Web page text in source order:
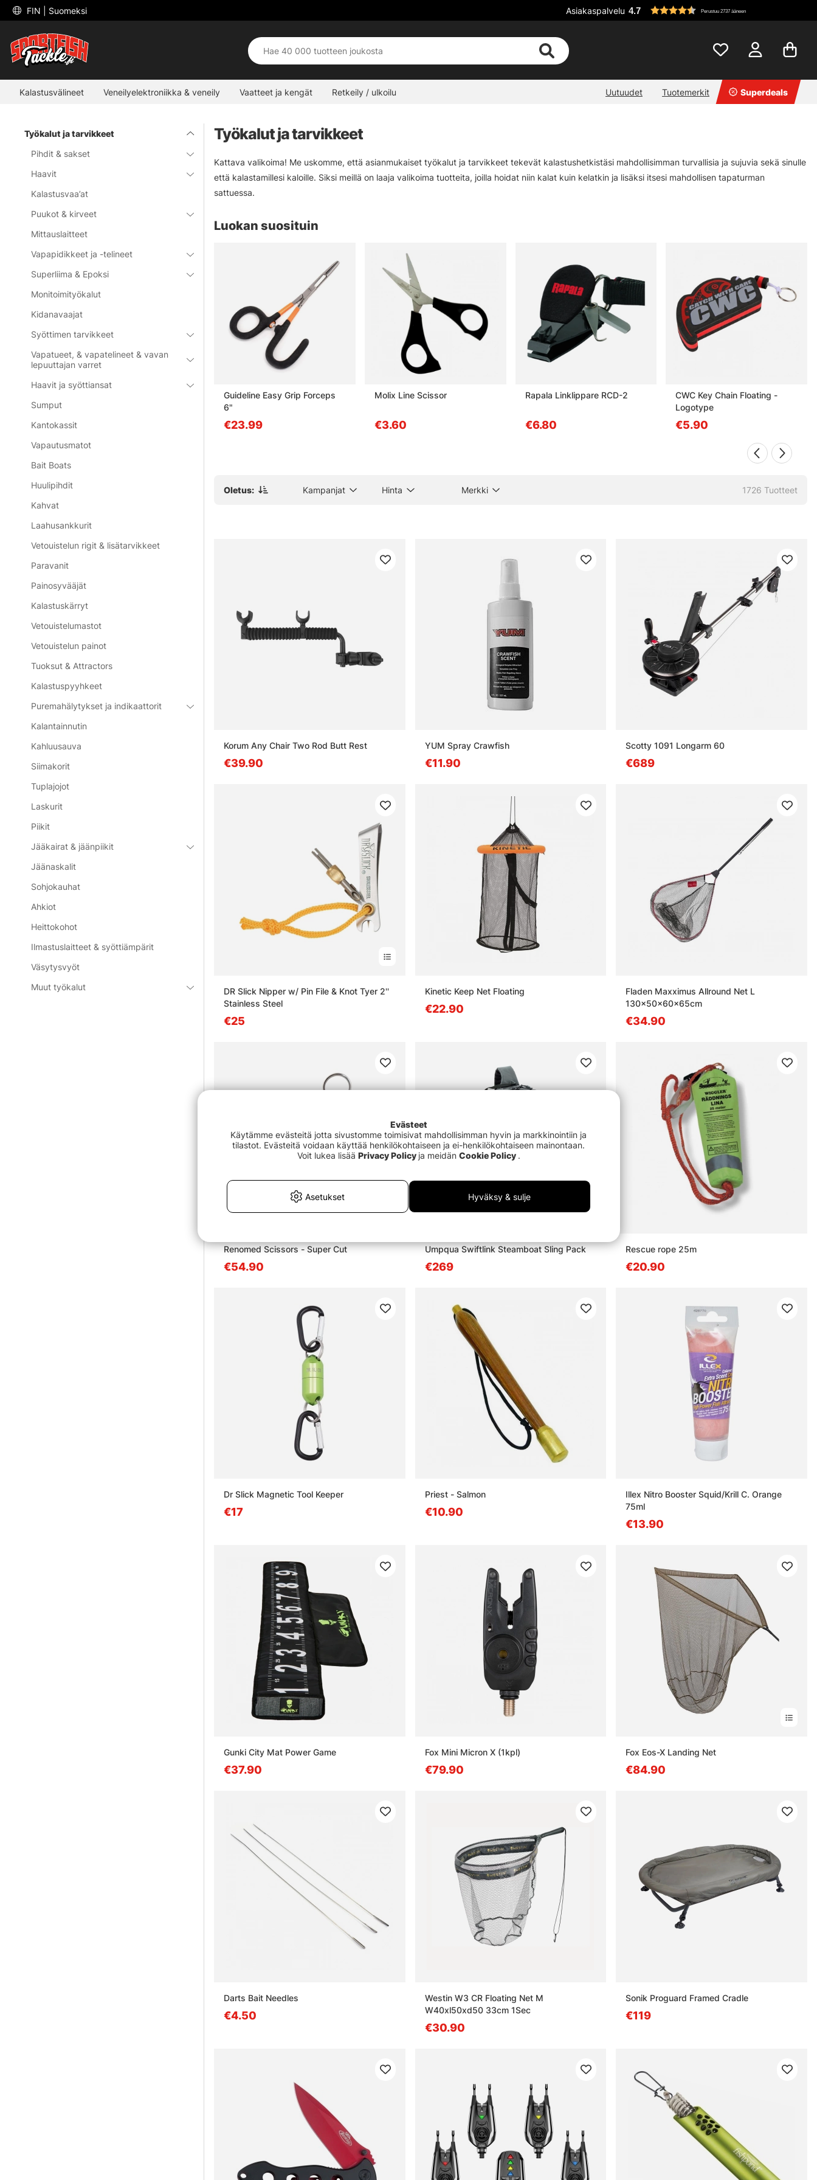
FIN | Suomeksi Asiakaspalvelu 4.7 Perustuu 2737 ääneen
Kalastusvälineet Veneilyelektroniikka & veneily Vaatteet ja kengät Retkeily / ulkoilu Uutuudet Tuotemerkit Superdeals
Työkalut ja tarvikkeet
Pihdit & sakset
Haavit
Kalastusvaa’at
Puukot & kirveet
Mittauslaitteet
Vapapidikkeet ja -telineet
Superliima & Epoksi
Monitoimityökalut
Kidanavaajat
Syöttimen tarvikkeet
Vapatueet, & vapatelineet & vavan
lepuuttajan varret
Haavit ja syöttiansat
Sumput
Kantokassit
Vapautusmatot
Bait Boats
Huulipihdit
Kahvat
Laahusankkurit
Vetouistelun rigit & lisätarvikkeet
Paravanit
Painosyvääjät
Kalastuskärryt
Vetouistelumastot
Vetouistelun painot
Tuoksut & Attractors
Kalastuspyyhkeet
Puremahälytykset ja indikaattorit
Kalantainnutin
Kahluusauva
Siimakorit
Tuplajojot
Laskurit
Piikit
Jääkairat & jäänpiikit
Jäänaskalit
Sohjokauhat
Ahkiot
Heittokohot
Ilmastuslaitteet & syöttiämpärit
Väsytysvyöt
Muut työkalut
Työkalut ja tarvikkeet
Kattava valikoima! Me uskomme, että asianmukaiset työkalut ja tarvikkeet tekevät kalastushetkistäsi mahdollisimman turvallisia ja sujuvia sekä sinulle
että kalastamillesi kaloille. Siksi meillä on laaja valikoima tuotteita, joilla hoidat niin kalat kuin kelatkin ja lisäksi itsesi mahdollisen tapaturman
sattuessa.
Luokan suosituin
€5.90
Guideline Easy Grip Forceps
6"
€23.99
Molix Line Scissor
€3.60
Rapala Linklippare RCD-2
€6.80
CWC Key Chain Floating -
Logotype
€5.90
Oletus: Kampanjat Hinta Merkki 1726 Tuotteet
Korum Any Chair Two Rod Butt Rest
€39.90
YUM Spray Crawfish
€11.90
Scotty 1091 Longarm 60
€689
DR Slick Nipper w/ Pin File & Knot Tyer 2''
Stainless Steel
€25
Kinetic Keep Net Floating
€22.90
Fladen Maxximus Allround Net L
130x50x60x65cm
€34.90
Renomed Scissors - Super Cut
€54.90
Umpqua Swiftlink Steamboat Sling Pack
€269
Rescue rope 25m
€20.90
Dr Slick Magnetic Tool Keeper
€17
Priest - Salmon
€10.90
Illex Nitro Booster Squid/Krill C. Orange
75ml
€13.90
Gunki City Mat Power Game
€37.90
Fox Mini Micron X (1kpl)
€79.90
Fox Eos-X Landing Net
€84.90
Darts Bait Needles
€4.50
Westin W3 CR Floating Net M
W40xl50xd50 33cm 1Sec
€30.90
Sonik Proguard Framed Cradle
€119
Evästeet
Käytämme evästeitä jotta sivustomme toimisivat mahdollisimman hyvin ja markkinointiin ja
tilastot. Evästeitä voidaan käyttää henkilökohtaiseen ja ei-henkilökohtaiseen mainontaan.
Voit lukea lisää Privacy Policy ja meidän Cookie Policy .
Asetukset Hyväksy & sulje